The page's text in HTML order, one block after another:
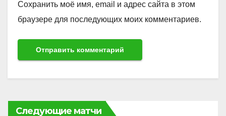
Сохранить моё имя, email и адрес сайта в этом
браузере для последующих моих комментариев.
Следующие матчи